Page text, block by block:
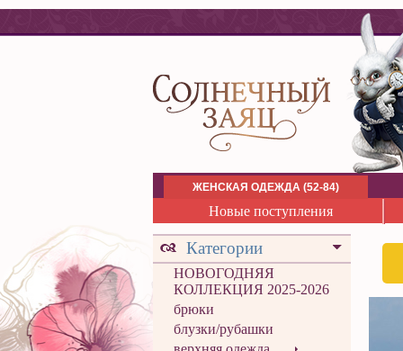
ЖЕНСКАЯ ОДЕЖДА (52-84)
Новые поступления
Категории
НОВОГОДНЯЯ
КОЛЛЕКЦИЯ 2025-2026
брюки
блузки/рубашки